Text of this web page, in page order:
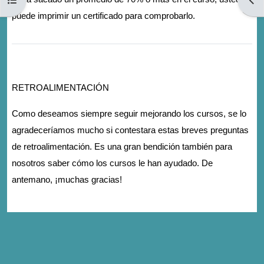
puede imprimir un certificado para comprobarlo.
RETROALIMENTACIÓN
Como deseamos siempre seguir mejorando los cursos, se lo
agradeceríamos mucho si contestara estas breves preguntas
de retroalimentación. Es una gran bendición también para
nosotros saber cómo los cursos le han ayudado. De
antemano, ¡muchas gracias!